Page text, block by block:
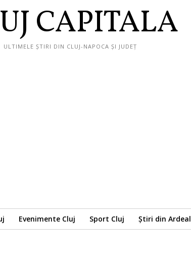
CAPITALA
ULTIMELE ȘTIRI DIN CLUJ-NAPOCA ȘI JUDEȚ
Evenimente Cluj Sport Cluj Știri din Ardeal